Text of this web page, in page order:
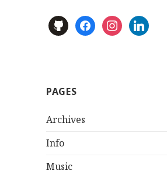
githubfacebookinstagram
linkedin
PAGES
Archives
Info
Music